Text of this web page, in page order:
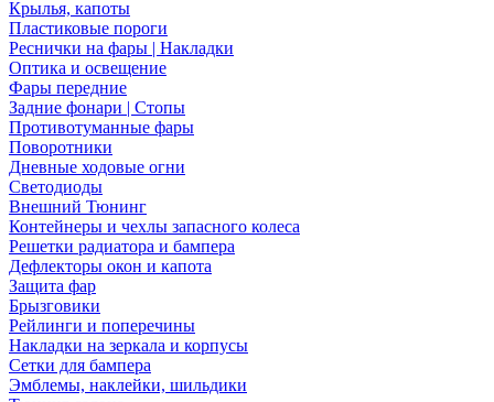
Крылья, капоты
Пластиковые пороги
Реснички на фары | Накладки
Оптика и освещение
Фары передние
Задние фонари | Стопы
Противотуманные фары
Поворотники
Дневные ходовые огни
Светодиоды
Внешний Тюнинг
Контейнеры и чехлы запасного колеса
Решетки радиатора и бампера
Дефлекторы окон и капота
Защита фар
Брызговики
Рейлинги и поперечины
Накладки на зеркала и корпусы
Сетки для бампера
Эмблемы, наклейки, шильдики